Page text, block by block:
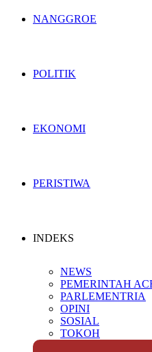
NANGGROE
POLITIK
EKONOMI
PERISTIWA
INDEKS
NEWS
PEMERINTAH
PARLEMENTRIA
OPINI
SOSIAL
TOKOH